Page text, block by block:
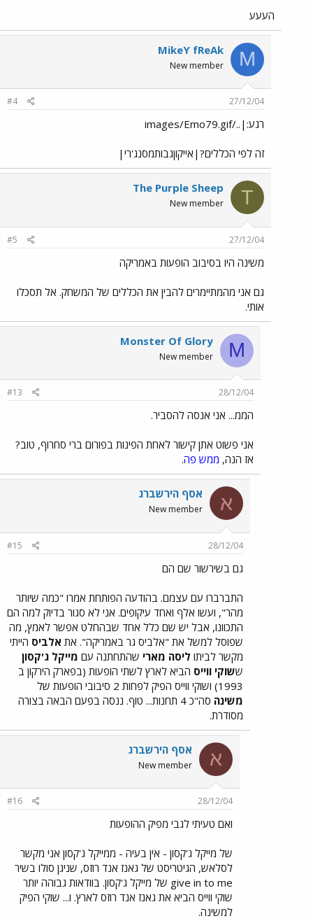
העעע
M
MikeY fReAk
New member
27/12/04
#4
רגע:|../images/Emo79.gif
זה לפי הכללים?|אייקוןגבותמסנג'רי|
T
The Purple Sheep
New member
27/12/04
#5
משינה היו בסיבוב הופעות באמריקה
גם אני מהמתיימרים להבין את הכללים של המשחק. אל תסכלו
אותי.
M
Monster Of Glory
New member
28/12/04
#13
הממ... אני אנסה להסביר.
אני פשוט אתן קישור לאחת הפינות בפורום ברי סחרוף, טוב?
אז הנה, ממש פה.
א אסף הירשברג
New member
28/12/04
#15
גם בשירשור שם הם
התברברו עם עצמם. בהודעה הפותחת אמרו "כמה שיותר
מהר", ועשו אלף ואחד עיקופים. אני לא סגור בדיוק למה הם
התכוונו, אבל יש שם כלל אחד שבהחלט אפשר לאמץ, מה
שפוסל למשל את "אלביס גר באמריקה". את אלביס הייתי
מקשר לביתו ליסה מארי שהתחתנה עם מייקל ג'קסון
ששוקי ווייס הביא לארץ לשתי הופעות (בפארק הירקון ב
1993) ושוקי ווייס הפיק לפחות 2 סיבובי הופעות של
משינה
סה"כ 4 תחנות... טוף. ננסה בפעם הבאה בצורה
מסודרת.
א אסף הירשברג
New member
28/12/04
#16
ואם טעיתי לגבי מפיק ההופעות
של מייקל ג'קסון - אין בעיה - ממייקל ג'קסון אני מקשר
לסלאש, הגיטריסט של גאנז אנד רוזס, שניגן סולו בשיר
give in to me של מייקל ג'קסון. בוודאות גבוהה יותר
שוקי ווייס הביא את גאנז אנד רוזס לארץ. ו... שוקי הפיק
למשינה.